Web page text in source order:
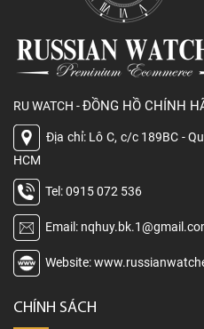
RU WATCH -ĐỒNG HỒ CHÍNH
Địa chỉ: Lô C, c/c 189BC -
HCM
Tel: 0915 072 536
Email:
Website:
CHÍNH SÁCH